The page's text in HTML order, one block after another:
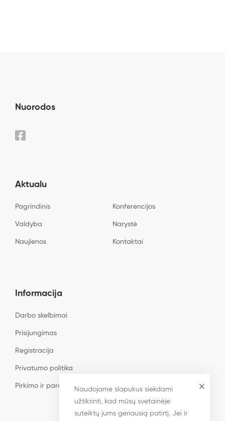
Nuorodos
Aktualu
Pagrindinis Konferencijos
Valdyba Narystė
Naujienos Kontaktai
Informacija
Darbo skelbimai
Prisijungimas
Registracija
Privatumo politika
Pirkimo ir pardavimo taisyklėsNaudojame slapukus siekdami
užtikrinti, kad mūsų svetainėje
suteiktų jums geriausią patirtį. Jei ir